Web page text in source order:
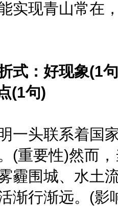
实现青山常在
：好现象(1句
(1句)
头联系着国家
(重要性)然而
霾围城、水土
渐行渐远。(影